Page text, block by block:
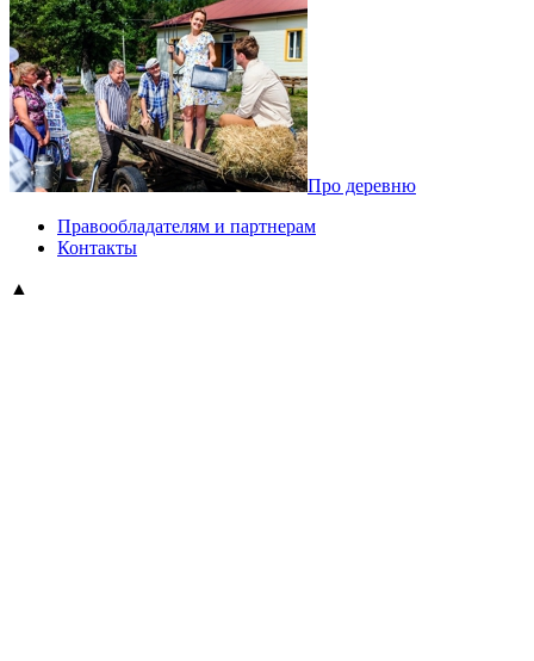
Про деревню
Правообладателям и партнерам
Контакты
▲